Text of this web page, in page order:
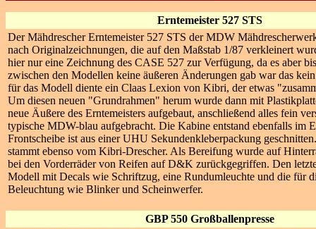
Erntemeister 527 STS
Der Mähdrescher Erntemeister 527 STS der MDW
nach Originalzeichnungen, die auf den Maßstab 1/87 verkleinert
hier nur eine Zeichnung des CASE 527 zur Verfügung, da es aber
zwischen den Modellen keine äußeren Änderungen gab war das
für das Modell diente ein Claas Lexion von Kibri, der etwas
Um diesen neuen "Grundrahmen" herum wurde dann mit
neue Äußere des Erntemeisters aufgebaut, anschließend alles fein
typische MDW-blau aufgebracht. Die Kabine entstand ebenfalls im
Frontscheibe ist aus einer UHU Sekundenkleberpackung
stammt ebenso vom Kibri-Drescher. Als Bereifung wurde auf
bei den Vorderräder von Reifen auf D&K zurückgegriffen. Den
Modell mit Decals wie Schriftzug, eine Rundumleuchte und die für
Beleuchtung wie Blinker und Scheinwerfer.
GBP 550 Großballenpresse